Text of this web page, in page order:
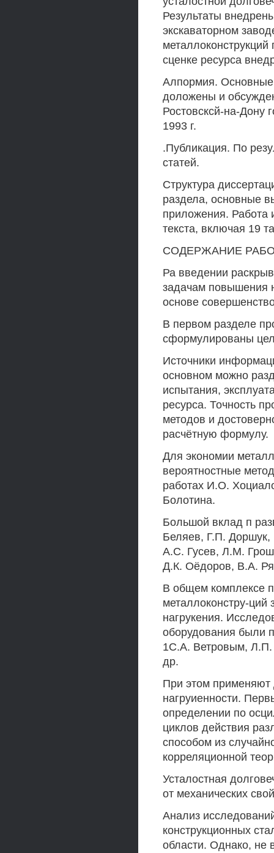
Результаты
экскаваторном
сценке ресурса
Алпормия. Основные
доложены и
Ростовсксй-на-Дону
1993 г.
.Публикация. По
статей.
Структура
раздела, основные
приложения. Работа
текста, включая 19
СОДЕРЖАНИЕ
Ра введении
задачам повышения
основе
В первом разделе
сформулированы
Источники
основном можно
испытания,
ресурса. Точность
методов и
расчётную формулу.
Для экономии
вероятностные
работах И.О.
Болотина.
Большой вклад п
Беляев, Г.П.
A.C. Гусев, Л.М.
Д.К. Оёдоров, В.А.
В общем комплексе
металлоконстру-
нагрукения.
оборудования были
1С.А. Ветровым,
др.
При этом применяют
нагруиенности.
определении по
циклов действия
способом из
корреляционной
Усталостная
от механических
Анализ
конструкционных
области. Однако, не